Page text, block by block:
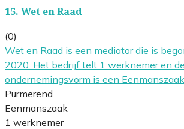
15. Wet en Raad
(0)
Wet en Raad is een mediator die is
2020. Het bedrijf telt 1 werknemer en de
ondernemingsvorm is een Eenmanszaak.
Purmerend
Eenmanszaak
1 werknemer